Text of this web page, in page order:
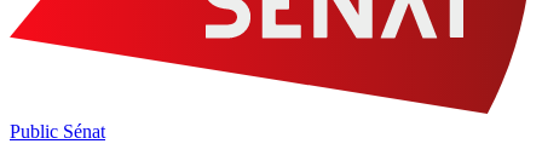
Public Sénat